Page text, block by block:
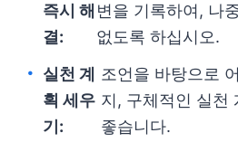
즉시 해
결:
변을 기록하여, 나
없도록 하십시오.
실천 계
획 세우
기:
조언을 바탕으로
지, 구체적인 실천
좋습니다.